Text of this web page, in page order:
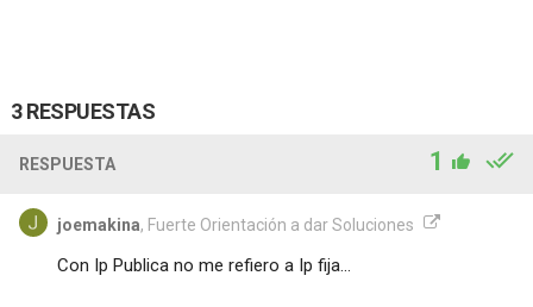
3 RESPUESTAS
RESPUESTA 1
joemakina, Fuerte Orientación a dar Soluciones
Con Ip Publica no me refiero a Ip fija...